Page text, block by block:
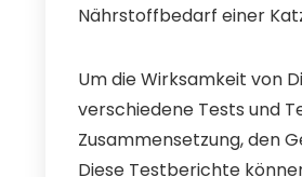
Nährstoffbedarf einer
Um die Wirksamkeit von
verschiedene Tests und
Zusammensetzung, den
Diese Testberichte